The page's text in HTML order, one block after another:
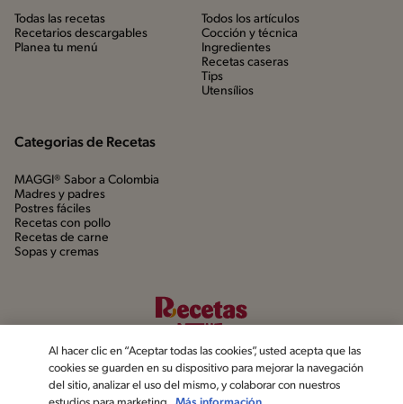
Todas las recetas
Recetarios descargables
Planea tu menú
Todos los artículos
Cocción y técnica
Ingredientes
Recetas caseras
Tips
Utensílios
Categorias de Recetas
MAGGI® Sabor a Colombia
Madres y padres
Postres fáciles
Recetas con pollo
Recetas de carne
Sopas y cremas
Al hacer clic en “Aceptar todas las cookies”, usted acepta que las
cookies se guarden en su dispositivo para mejorar la navegación
del sitio, analizar el uso del mismo, y colaborar con nuestros